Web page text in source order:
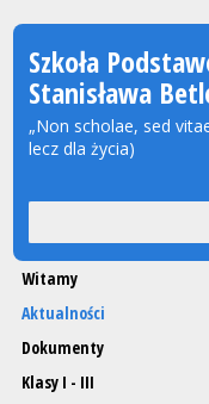
Szkoła
Stanisława
„Non scholae, sed
lecz dla życia)
Witamy
Aktualności
Dokumenty
Klasy I - III